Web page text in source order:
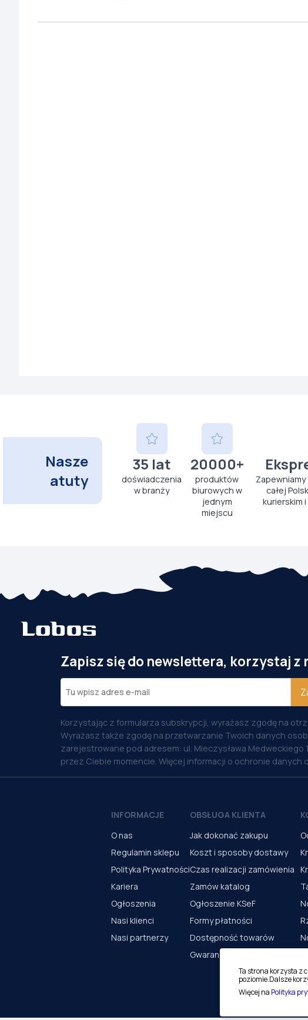
Nasze
atuty
35 lat
doświadczenia
w branży
20000+
produktów
biurowych w
jednym
miejscu
całej
kurierskim
Zapisz się do newslettera, korzystaj z
Korzystając z formularza subskrypcji, wyrażasz zgodę na
Wyrażasz także zgodę na przetwarzanie Twoich danych
zarejestrowane pod adresem: ul. Mieczysława Medweckiego
przez Ciebie momencie. Więcej informacji o ochronie
INFORMACJE
O nas
Regulamin sklepu
Polityka Prywatności
Kariera
Ogłoszenia
Nasi klienci
Nasi partnerzy
OBSŁUGA KLIENTA
Jak dokonać zakupu
Koszt i sposoby dostawy
Czas realizacji zamówienia
Zamów katalog
Ogłoszenie KSeF
Formy płatności
Dostępność towarów
Gwarancja i serwis urządzeń
Ta strona korzysta z
poziomie.Dalsze
Więcej na Polityka